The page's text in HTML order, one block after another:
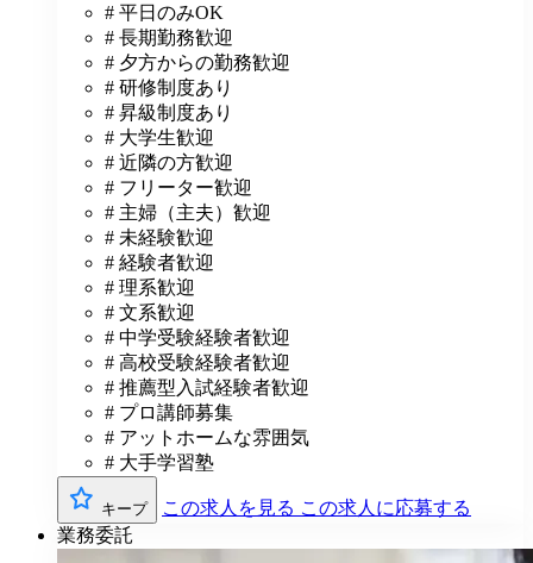
# 平日のみOK
# 長期勤務歓迎
# 夕方からの勤務歓迎
# 研修制度あり
# 昇級制度あり
# 大学生歓迎
# 近隣の方歓迎
# フリーター歓迎
# 主婦（主夫）歓迎
# 未経験歓迎
# 経験者歓迎
# 理系歓迎
# 文系歓迎
# 中学受験経験者歓迎
# 高校受験経験者歓迎
# 推薦型入試経験者歓迎
# プロ講師募集
# アットホームな雰囲気
# 大手学習塾
キープ この求人を見る この求人に応募する
業務委託